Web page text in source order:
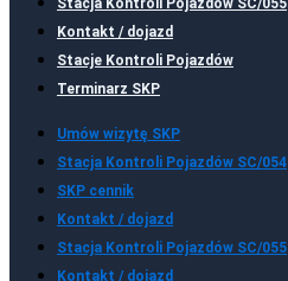
Stacja Kontroli Pojazdów SC/055
Kontakt / dojazd
Stacje Kontroli Pojazdów
Terminarz SKP
Umów wizytę SKP
Stacja Kontroli Pojazdów SC/054
SKP cennik
Kontakt / dojazd
Stacja Kontroli Pojazdów SC/055
Kontakt / dojazd